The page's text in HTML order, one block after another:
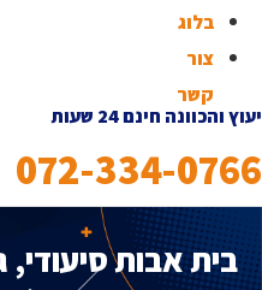
בלוג
צור
קשר
יעוץ והכוונה חינם 24 שעות
072-334-0766
בית אבות